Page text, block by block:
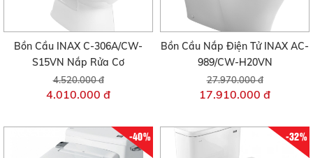
Bồn Cầu INAX C-306A/CW-
S15VN Nắp Rửa Cơ
4.520.000 đ
4.010.000 đ
Bồn Cầu Nắp Điện Tử INAX AC-
989/CW-H20VN
27.970.000 đ
17.910.000 đ
-40% -32%